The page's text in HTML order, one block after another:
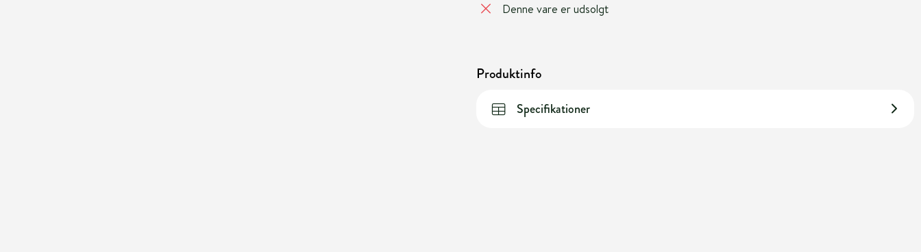
Denne vare er udsolgt
Produktinfo
Specifikationer